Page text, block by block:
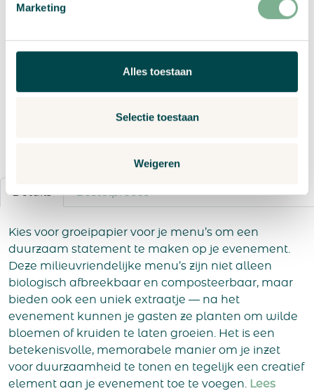
Marketing
Alles toestaan
Selectie toestaan
Weigeren
Selecteer alstublieft: Formaat
Toevoegen aan winkelwagen
Details Bestelproces
Kies voor groeipapier voor je menu’s om een
duurzaam statement te maken op je evenement.
Deze milieuvriendelijke menu’s zijn niet alleen
biologisch afbreekbaar en composteerbaar, maar
bieden ook een uniek extraatje — na het
evenement kunnen je gasten ze planten om wilde
bloemen of kruiden te laten groeien. Het is een
betekenisvolle, memorabele manier om je inzet
voor duurzaamheid te tonen en tegelijk een creatief
element aan je evenement toe te voegen. Lees